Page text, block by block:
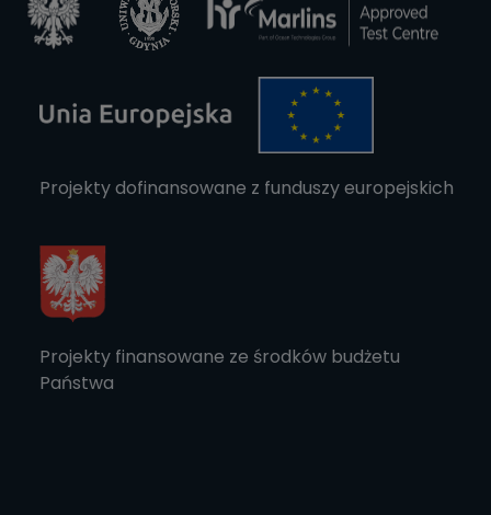
Projekty dofinansowane z funduszy europejskich
Projekty finansowane ze środków budżetu
Państwa